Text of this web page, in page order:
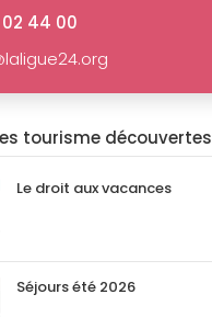
44 00
tourisme découvertes
Le droit aux vacances
Séjours été 2026